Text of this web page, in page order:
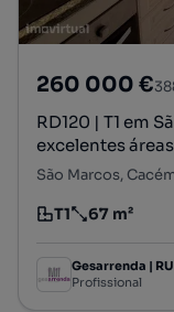
260 000 €
RD120 | T1 em
excelentes áreas
São Marcos,
Tipologia
T1
Preço por metro
67 m²
Gesarrenda |
Profissional